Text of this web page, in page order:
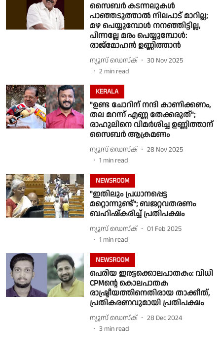
സൈബർ കടന്നലുകൾ
പാഞ്ഞടുത്താൽ നിലപാട് മാറില്ല;
മഴ പെയ്യുമ്പോൾ നനഞ്ഞിട്ടില്ല,
പിന്നല്ലേ മരം പെയ്യുമ്പോൾ:
രാജ്മോഹൻ ഉണ്ണിത്താൻ
ന്യൂസ് ഡെസ്ക്
30 Nov 2025
2 min read
KERALA
"ഉണ്ട ചോറിന് നന്ദി കാണിക്കണം,
തല മറന്ന് എണ്ണ തേക്കരുത്";
രാഹുലിനെ വിമർശിച്ച ഉണ്ണിത്താന്
സൈബർ ആക്രമണം
ന്യൂസ് ഡെസ്ക്
28 Nov 2025
1 min read
NEWSROOM
"ഇതിലും പ്രധാനപ്പെട്ട
മറ്റൊന്നുണ്ട്"; ബജറ്റവതരണം
ബഹിഷ്കരിച്ച് പ്രതിപക്ഷം
ന്യൂസ് ഡെസ്ക്
01 Feb 2025
1 min read
NEWSROOM
പെരിയ ഇരട്ടക്കൊലപാതകം: വിധി
CPMൻ്റെ കൊലപാതക
രാഷ്ട്രീയത്തിനെതിരായ താക്കീത്,
പ്രതികരണവുമായി പ്രതിപക്ഷം
ന്യൂസ് ഡെസ്ക്
28 Dec 2024
3 min read